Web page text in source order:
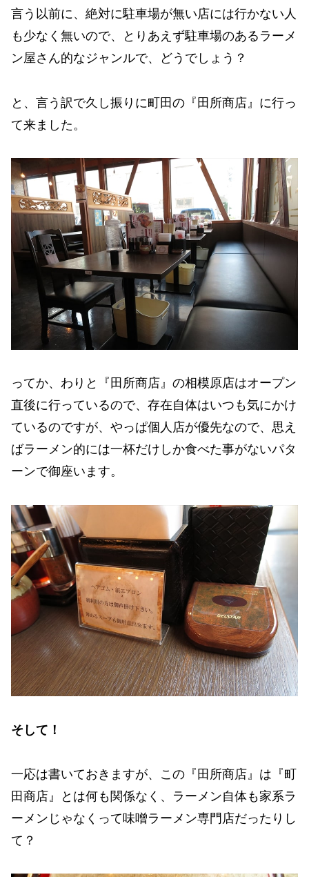
言う以前に、絶対に駐車場が無い店には行かない人
も少なく無いので、とりあえず駐車場のあるラーメ
ン屋さん的なジャンルで、どうでしょう？
と、言う訳で久し振りに町田の『田所商店』に行っ
て来ました。
ってか、わりと『田所商店』の相模原店はオープン
直後に行っているので、存在自体はいつも気にかけ
ているのですが、やっぱ個人店が優先なので、思え
ばラーメン的には一杯だけしか食べた事がないパタ
ーンで御座います。
そして！
一応は書いておきますが、この『田所商店』は『町
田商店』とは何も関係なく、ラーメン自体も家系ラ
ーメンじゃなくって味噌ラーメン専門店だったりし
て？